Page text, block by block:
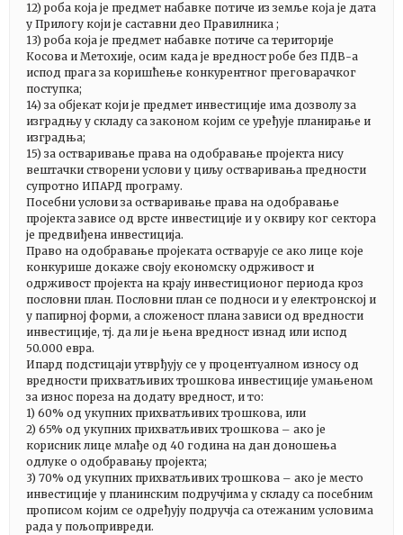
12) роба која је предмет набавке потиче из земље која је дата
у Прилогу који је саставни део Правилника ;
13) роба која је предмет набавке потиче са територије
Косова и Метохије, осим када је вредност робе без ПДВ-а
испод прага за коришћење конкурентног преговарачког
поступка;
14) за објекат који је предмет инвестиције има дозволу за
изградњу у складу са законом којим се уређује планирање и
изградња;
15) за остваривање права на одобравање пројекта нису
вештачки створени услови у циљу остваривања предности
супротно ИПАРД програму.
Посебни услови за остваривање права на одобравање
пројекта зависе од врсте инвестиције и у оквиру ког сектора
је предвиђена инвестиција.
Право на одобравање пројеката остварује се ако лице које
конкурише докаже своју економску одрживост и
одрживост пројекта на крају инвестиционог периода кроз
пословни план. Пословни план се подноси и у електронској и
у папирној форми, а сложеност плана зависи од вредности
инвестиције, тј. да ли је њена вредност изнад или испод
50.000 евра.
Ипард подстицаји утврђују се у процентуалном износу од
вредности прихватљивих трошкова инвестиције умањеном
за износ пореза на додату вредност, и то:
1) 60% од укупних прихватљивих трошкова, или
2) 65% од укупних прихватљивих трошкова – ако је
корисник лице млађе од 40 година на дан доношења
одлуке о одобравању пројекта;
3) 70% од укупних прихватљивих трошкова – ако је место
инвестиције у планинским подручјима у складу са посебним
прописом којим се одређују подручја са отежаним условима
рада у пољопривреди.